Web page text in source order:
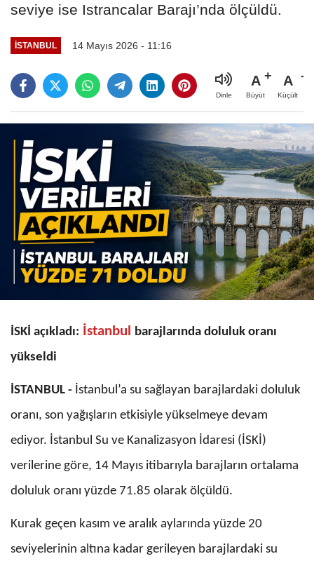
seviye ise Istrancalar Barajı’nda ölçüldü.
İSTANBUL 14 Mayıs 2026 - 11:16
Dinle
A
Büyüt
A
Küçült
İSKİ açıkladı: İstanbul
barajlarında doluluk oranı
yükseldi
İSTANBUL - İstanbul’a su sağlayan barajlardaki doluluk
oranı, son yağışların etkisiyle yükselmeye devam
ediyor. İstanbul Su ve Kanalizasyon İdaresi (İSKİ)
verilerine göre, 14 Mayıs itibarıyla barajların ortalama
doluluk oranı yüzde 71.85 olarak ölçüldü.
Kurak geçen kasım ve aralık aylarında yüzde 20
seviyelerinin altına kadar gerileyen barajlardaki su